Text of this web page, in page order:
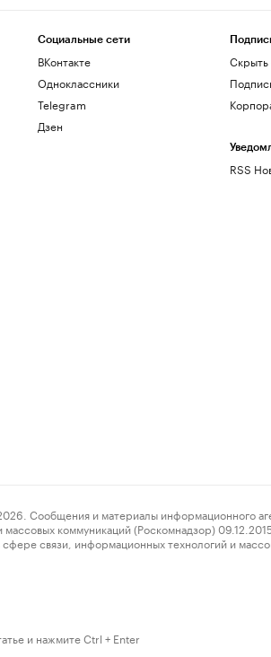
Социальные сети
ВКонтакте
Одноклассники
Telegram
Дзен
Скрыть
RSS
и материалы информационного
коммуникаций (Роскомнадзор)
связи, информационных технологий и
и нажмите Ctrl + Enter